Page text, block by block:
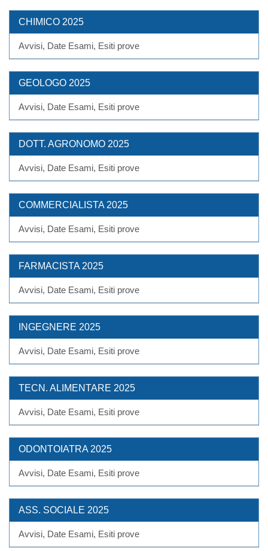
CHIMICO 2025
Avvisi, Date Esami, Esiti prove
GEOLOGO 2025
Avvisi, Date Esami, Esiti prove
DOTT. AGRONOMO 2025
Avvisi, Date Esami, Esiti prove
COMMERCIALISTA 2025
Avvisi, Date Esami, Esiti prove
FARMACISTA 2025
Avvisi, Date Esami, Esiti prove
INGEGNERE 2025
Avvisi, Date Esami, Esiti prove
TECN. ALIMENTARE 2025
Avvisi, Date Esami, Esiti prove
ODONTOIATRA 2025
Avvisi, Date Esami, Esiti prove
ASS. SOCIALE 2025
Avvisi, Date Esami, Esiti prove